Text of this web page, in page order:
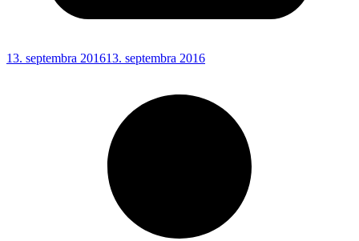
13. septembra 201613. septembra 2016